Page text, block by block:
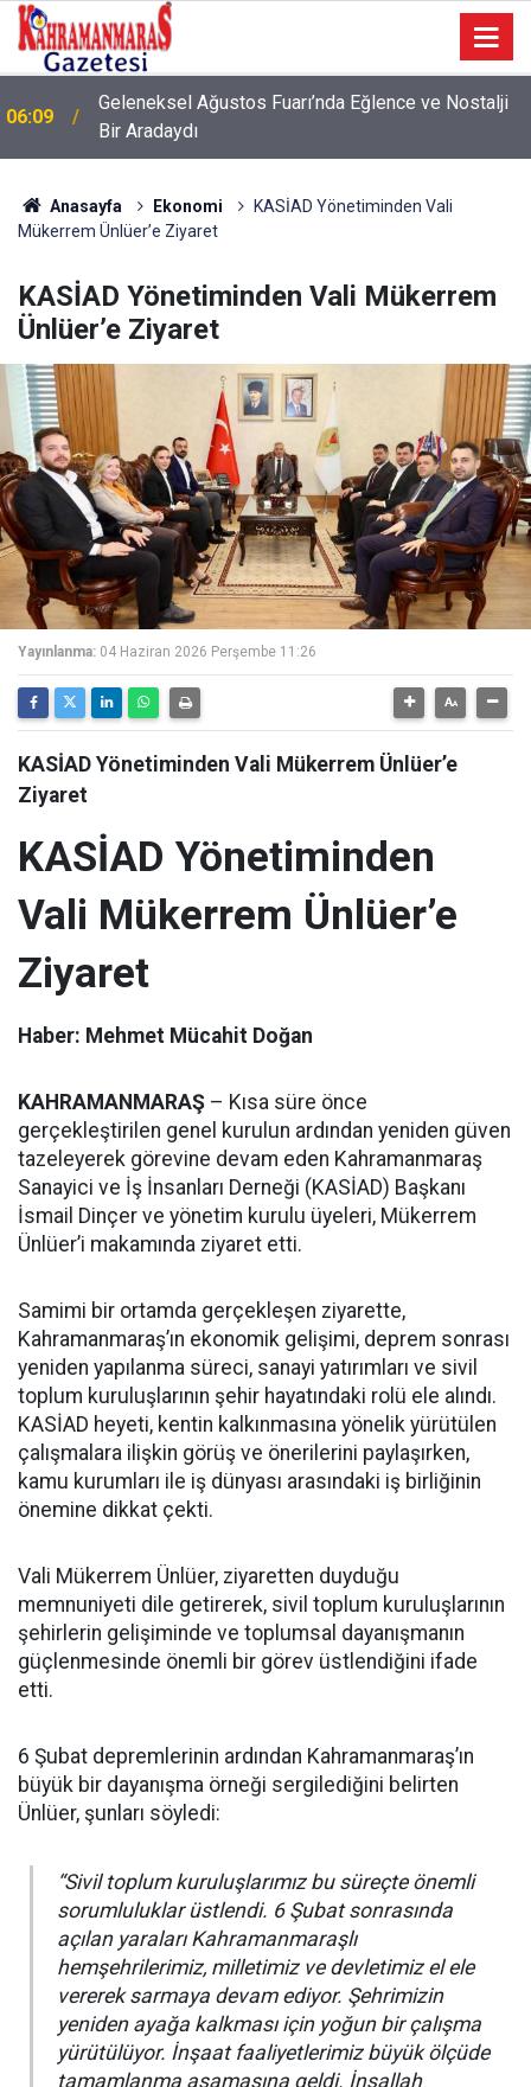
06:09
Geleneksel Ağustos Fuarı’nda Eğlence ve Nostalji
Bir Aradaydı
Anasayfa Ekonomi
KASİAD Yönetiminden Vali
Mükerrem Ünlüer’e Ziyaret
KASİAD Yönetiminden Vali Mükerrem
Ünlüer’e Ziyaret
Yayınlanma: 04 Haziran 2026 Perşembe 11:26
KASİAD Yönetiminden Vali Mükerrem Ünlüer’e
Ziyaret
KASİAD Yönetiminden
Vali Mükerrem Ünlüer’e
Ziyaret
Haber: Mehmet Mücahit Doğan
KAHRAMANMARAŞ – Kısa süre önce
gerçekleştirilen genel kurulun ardından yeniden güven
tazeleyerek görevine devam eden Kahramanmaraş
Sanayici ve İş İnsanları Derneği (KASİAD) Başkanı
İsmail Dinçer ve yönetim kurulu üyeleri, Mükerrem
Ünlüer’i makamında ziyaret etti.
Samimi bir ortamda gerçekleşen ziyarette,
Kahramanmaraş’ın ekonomik gelişimi, deprem sonrası
yeniden yapılanma süreci, sanayi yatırımları ve sivil
toplum kuruluşlarının şehir hayatındaki rolü ele alındı.
KASİAD heyeti, kentin kalkınmasına yönelik yürütülen
çalışmalara ilişkin görüş ve önerilerini paylaşırken,
kamu kurumları ile iş dünyası arasındaki iş birliğinin
önemine dikkat çekti.
Vali Mükerrem Ünlüer, ziyaretten duyduğu
memnuniyeti dile getirerek, sivil toplum kuruluşlarının
şehirlerin gelişiminde ve toplumsal dayanışmanın
güçlenmesinde önemli bir görev üstlendiğini ifade
etti.
6 Şubat depremlerinin ardından Kahramanmaraş’ın
büyük bir dayanışma örneği sergilediğini belirten
Ünlüer, şunları söyledi:
“Sivil toplum kuruluşlarımız bu süreçte önemli
sorumluluklar üstlendi. 6 Şubat sonrasında
açılan yaraları Kahramanmaraşlı
hemşehrilerimiz, milletimiz ve devletimiz el ele
vererek sarmaya devam ediyor. Şehrimizin
yeniden ayağa kalkması için yoğun bir çalışma
yürütülüyor. İnşaat faaliyetlerimiz büyük ölçüde
tamamlanma aşamasına geldi. İnşallah